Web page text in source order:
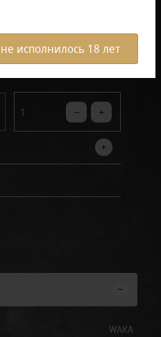
исполнилось 18 лет
WAKA